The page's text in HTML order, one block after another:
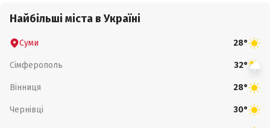
Найбільші міста в Україні
Суми 28°
Сімферополь 32°
Вінниця 28°
Чернівці 30°